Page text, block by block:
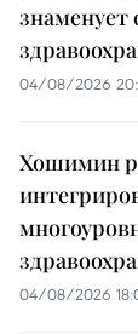
знаменует
04/08/2026
Хошимин
04/08/2026